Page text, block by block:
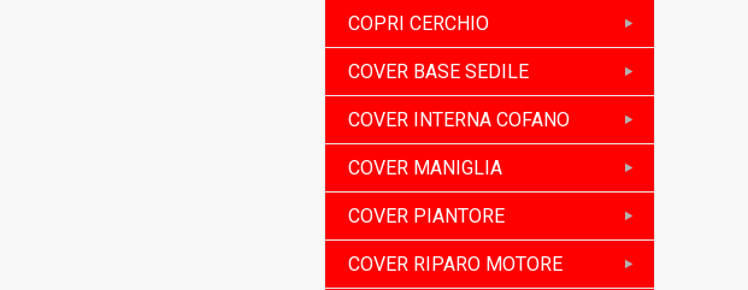
COPRI CERCHIO
COVER BASE SEDILE
COVER INTERNA COFANO
COVER MANIGLIA
COVER PIANTORE
COVER RIPARO MOTORE